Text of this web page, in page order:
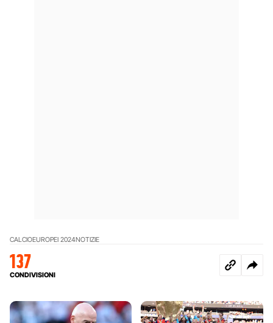
CALCIOEUROPEI 2024NOTIZIE
137
CONDIVISIONI